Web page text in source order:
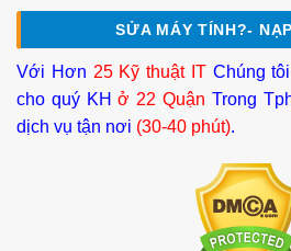
SỬA MÁY TÍNH?-
Với Hơn 25 Kỹ thuật ITChúng
cho quý KHở 22 Quận Trong
dịch vụ tận nơi (30-40 phút).